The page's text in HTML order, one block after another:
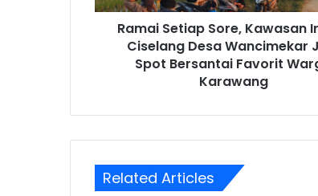
Jadi
Bersantai
Ramai Setiap Sore, Kawasan
Ciselang Desa Wancimekar
Spot Bersantai Favorit
Karawang
Related Articles